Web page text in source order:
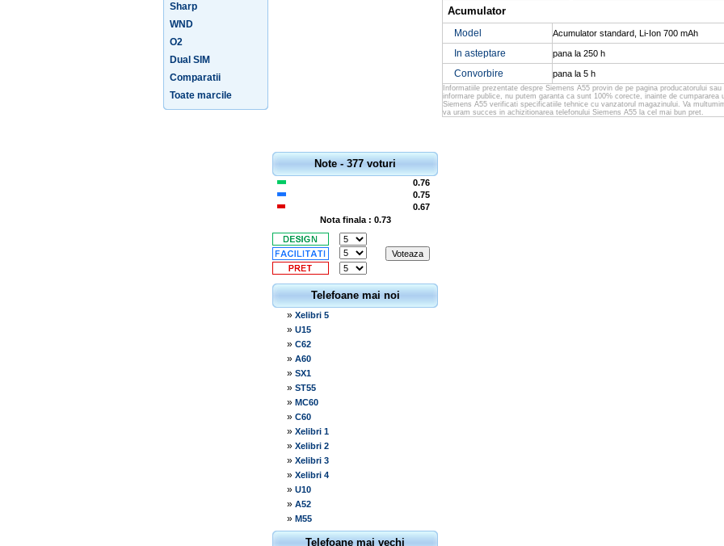
Sharp
WND
O2
Dual SIM
Comparatii
Toate marcile
Note - 377 voturi
0.76
0.75
0.67
Nota finala : 0.73
Telefoane mai noi
» Xelibri 5
» U15
» C62
» A60
» SX1
» ST55
» MC60
» C60
» Xelibri 1
» Xelibri 2
» Xelibri 3
» Xelibri 4
» U10
» A52
» M55
Telefoane mai vechi
Acumulator
Model Acumulator standard, Li-Ion 700 mAh
In asteptare pana la 250 h
Convorbire pana la 5 h
Informatiile prezentate despre Siemens A55 provin de pe pagina producatorului
informare publice, nu putem garanta ca sunt 100% corecte, inainte de cumpararea
Siemens A55 verificati specificatiile tehnice cu vanzatorul magazinului. Va
va uram succes in achizitionarea telefonului Siemens A55 la cel mai bun pret.